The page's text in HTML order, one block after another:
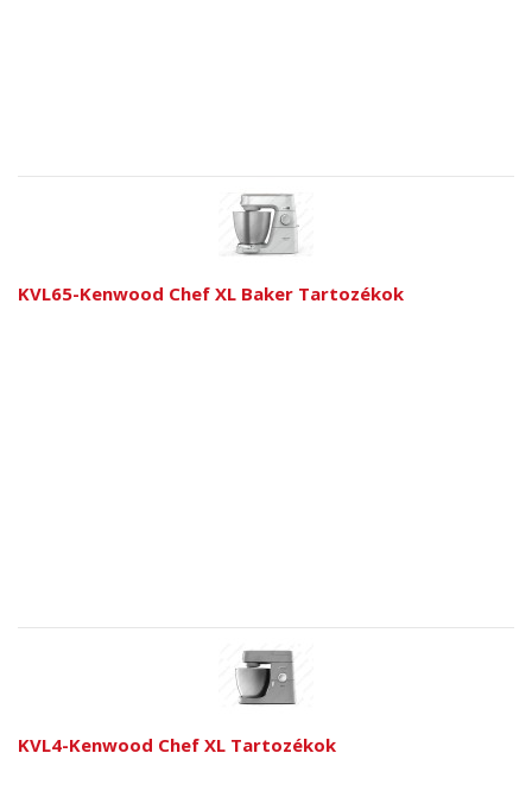
KVL65-Kenwood Chef XL Baker Tartozékok
KVL4-Kenwood Chef XL Tartozékok